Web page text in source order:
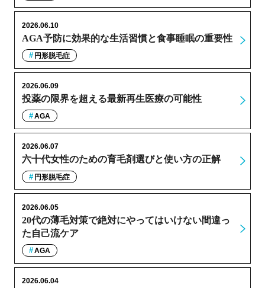
AGA予防に効果的な生活習慣と食事睡眠の重要性
2026.06.10
円形脱毛症
投薬の限界を超える最新再生医療の可能性
2026.06.09
AGA
六十代女性のための育毛剤選びと使い方の正解
2026.06.07
円形脱毛症
20代の薄毛対策で絶対にやってはいけない間違っ
た自己流ケア
2026.06.05
AGA
2026.06.04